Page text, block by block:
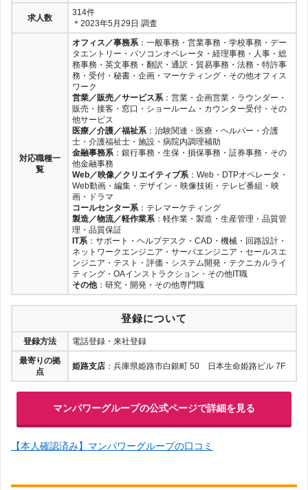
求人数
314件
＊2023年5月29日 調査
対応職種一
覧
オフィス／事務系 ：一般事務・営業事務・学校事務・デー
タエントリー・パソコンオペレータ・経理事務・人事・総
務事務・英文事務・翻訳・通訳・貿易事務・法務・特許事
務・受付・秘書・企画・マーケティング・その他オフィス
ワーク
営業／販売／サービス系 ：営業・企画営業・ラウンダー・
販売・接客・窓口・ショールーム・カウンター受付・その
他サービス
医療／介護／福祉系 ：治験関連・医療・ヘルパー・介護
士・介護福祉士・施設・病院内調理補助
金融事務系 ：銀行事務・生保・損保事務・証券事務・その
他金融事務
Web／映像／クリエイティブ系 ：Web・DTPオペレータ・
Web動画・編集・デザイン・映像技術・テレビ番組・映
画・ドラマ
コールセンター系 ：テレマーケティング
製造／物流／軽作業系 ：軽作業・製造・生産管理・品質管
理・品質保証
IT系 ：サポート・ヘルプデスク・CAD・機械・回路設計・
ネットワークエンジニア・サーバエンジニア・セールスエ
ンジニア・テスト・評価・システム開発・テクニカルライ
ティング・OAインストラクション・その他IT職
その他：研究・開発・その他専門職
登録について
登録方法
電話登録・来社登録
最寄りの拠
点
姫路支店 ：兵庫県姫路市白銀町 50 日本生命姫路ビル 7F
マンパワーグループの公式ページで詳細を見る
【本人確認済み】マンパワーグループの口コミ